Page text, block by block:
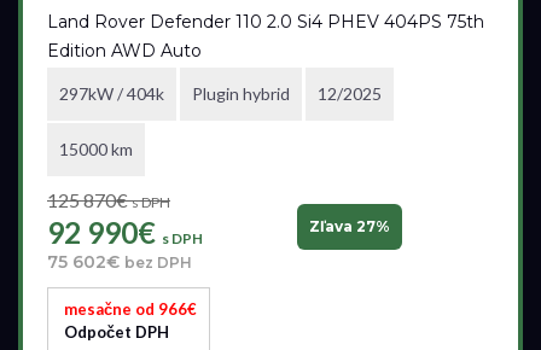
Land Rover Defender 110 2.0 Si4 PHEV 404PS 75th
Edition AWD Auto
297kW / 404k Plugin hybrid 12/2025
15000 km
125 870€s DPH
92 990€ s DPH
75 602€ bez DPH
Zľava 27%
mesačne od 966€
Odpočet DPH